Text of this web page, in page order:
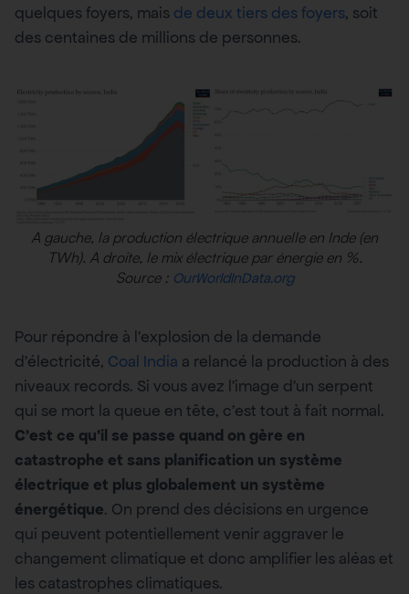
quelques foyers, mais de deux tiers des foyers, soit
des centaines de millions de personnes.
A gauche, la production électrique annuelle en Inde (en
TWh). A droite, le mix électrique par énergie en %.
Source : OurWorldInData.org
Pour répondre à l’explosion de la demande
d’électricité, Coal India a relancé la production à des
niveaux records. Si vous avez l’image d’un serpent
qui se mort la queue en tête, c’est tout à fait normal.
C’est ce qu’il se passe quand on gère en
catastrophe et sans planification un système
électrique et plus globalement un système
énergétique. On prend des décisions en urgence
qui peuvent potentiellement venir aggraver le
changement climatique et donc amplifier les aléas et
les catastrophes climatiques.